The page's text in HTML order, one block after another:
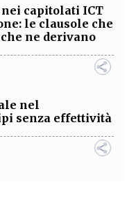
capitolati ICT
le clausole che
ne derivano
nel
senza effettività